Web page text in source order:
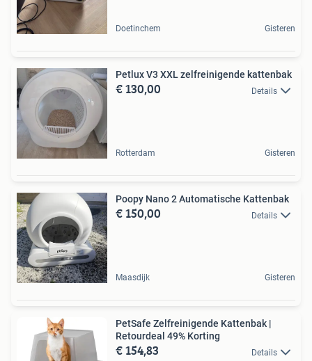
Doetinchem Gisteren
Petlux V3 XXL zelfreinigende kattenbak
€ 130,00 Details
Rotterdam Gisteren
Poopy Nano 2 Automatische Kattenbak
€ 150,00 Details
Maasdijk Gisteren
PetSafe Zelfreinigende Kattenbak |
Retourdeal 49% Korting
€ 154,83 Details